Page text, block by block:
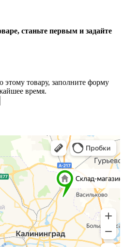
станьте первым и задайте
этому товару, заполните форму
время.